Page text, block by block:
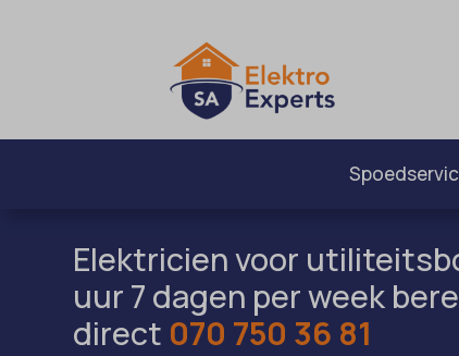
Elektricien voor
uur 7 dagen per week
direct 070 750 36 81